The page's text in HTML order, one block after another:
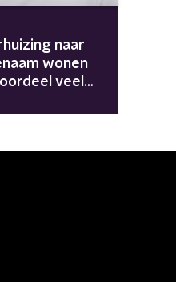
naar
wonen
veel